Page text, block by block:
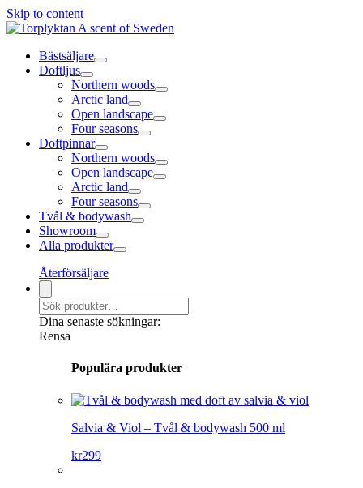
Skip to content
Bästsäljare
Doftljus
Northern woods
Arctic land
Open landscape
Four seasons
Doftpinnar
Northern woods
Open landscape
Arctic land
Four seasons
Tvål & bodywash
Showroom
Alla produkter
Återförsäljare
Dina senaste sökningar:
Rensa
Populära produkter
Salvia & Viol – Tvål & bodywash 500 ml
kr299